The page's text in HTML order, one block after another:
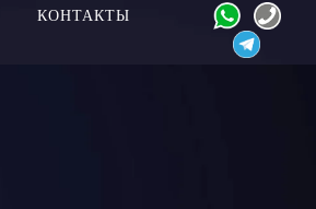
КОНТАКТЫ